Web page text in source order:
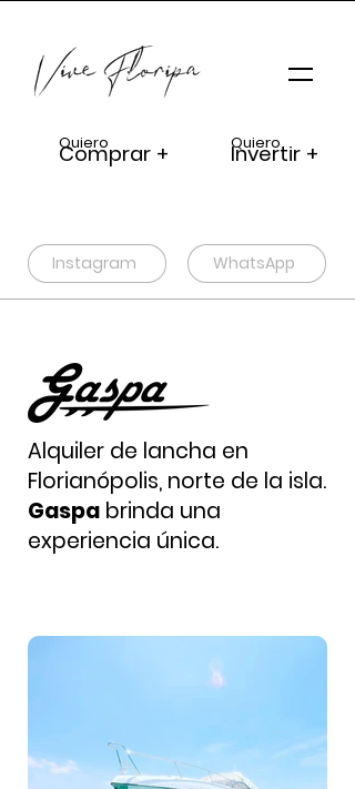
Comprar +
Quiero Invertir +
Quiero
Instagram WhatsApp
Alquiler de lancha en
Florianópolis, norte de la isla.
Gaspa brinda una
experiencia única.